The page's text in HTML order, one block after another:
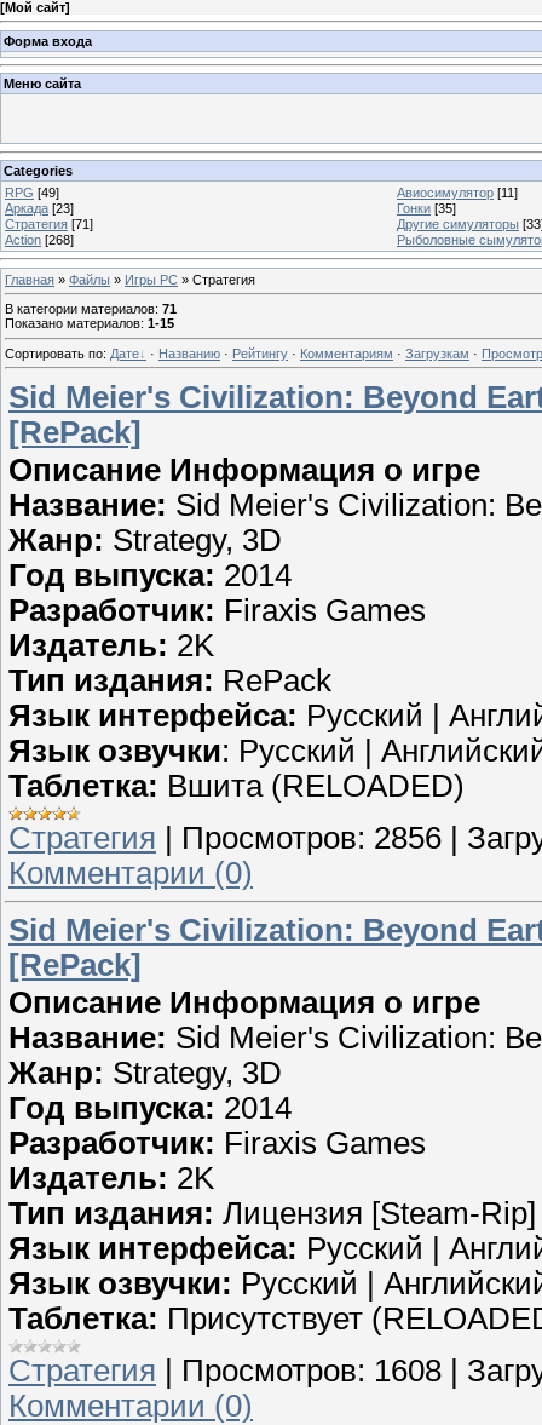
[Мой сайт]
Форма входа
Меню сайта
Categories
RPG [49] Авиосимулятор [11]
Аркада [23] Гонки [35]
Стратегия [71] Другие симуляторы
Action [268] Рыболовные
Главная » Файлы » Игры РС » Стратегия
В категории материалов: 71
Показано материалов: 1-15
Сортировать по: Дате · Названию · Рейтингу · Комментариям · Загрузкам ·
Sid Meier's Civilization: Beyond
[RePack]
Описание Информация о игре
Название: Sid Meier's Civilization:
Жанр: Strategy, 3D
Год выпуска: 2014
Разработчик: Firaxis Games
Издатель: 2K
Тип издания: RePack
Язык интерфейса: Русский |
Язык озвучки: Русский |
Таблетка: Вшита (RELOADED)
Стратегия | Просмотров: 2856 |
Комментарии (0)
Sid Meier's Civilization: Beyond
[RePack]
Описание Информация о игре
Название: Sid Meier's Civilization:
Жанр: Strategy, 3D
Год выпуска: 2014
Разработчик: Firaxis Games
Издатель: 2K
Тип издания: Лицензия [Steam-Rip]
Язык интерфейса: Русский |
Язык озвучки: Русский |
Таблетка: Присутствует
Стратегия
Просмотров: 1608
Комментарии (0)